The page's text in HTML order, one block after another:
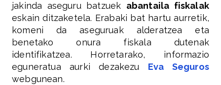
jakinda aseguru batzuek abantaila fiskalak
eskain ditzaketela. Erabaki bat hartu aurretik,
komeni da aseguruak alderatzea eta
benetako onura fiskala dutenak
identifikatzea. Horretarako, informazio
eguneratua aurki dezakezu Eva Seguros
webgunean.